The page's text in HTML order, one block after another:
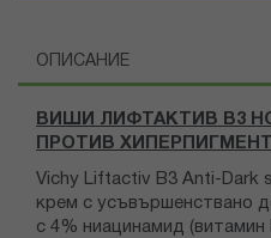
ОПИСАНИЕ
ВИШИ ЛИФТАКТИВ В3
ПРОТИВ
Vichy Liftactiv B3 Anti-Dark
крем с усъвършенствано
с 4% ниацинамид (витамин